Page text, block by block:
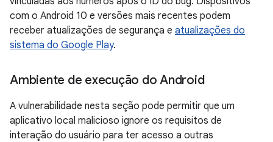
com o Android 10 e versões mais recentes podem
receber atualizações de segurança e atualizações do
sistema do Google Play.
Ambiente de execução do Android
A vulnerabilidade nesta seção pode permitir que um
aplicativo local malicioso ignore os requisitos de
interação do usuário para ter acesso a outras